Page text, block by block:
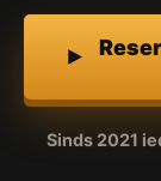
Sinds 2021